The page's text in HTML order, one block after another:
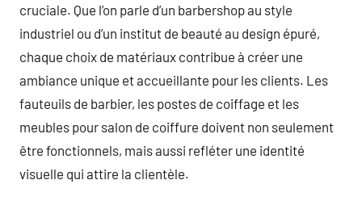
cruciale. Que l’on parle d’un barbershop au style
industriel ou d’un institut de beauté au design épuré,
chaque choix de matériaux contribue à créer une
ambiance unique et accueillante pour les clients. Les
fauteuils de barbier, les postes de coiffage et les
meubles pour salon de coiffure doivent non seulement
être fonctionnels, mais aussi refléter une identité
visuelle qui attire la clientèle.